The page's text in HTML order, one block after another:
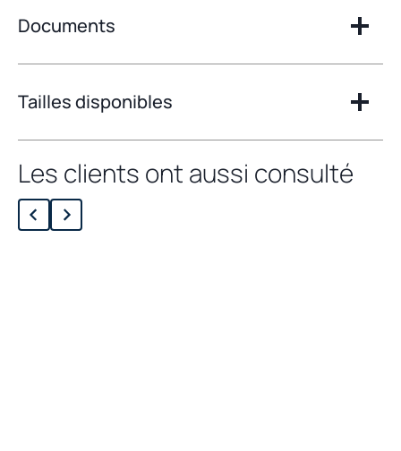
Documents
Tailles disponibles
Les clients ont aussi consulté